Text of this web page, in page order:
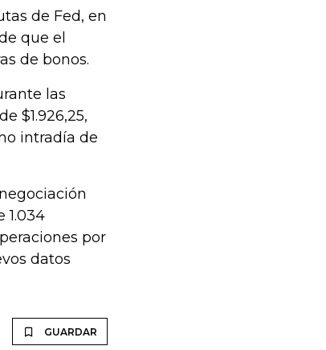
de Fed, en
que el
de bonos.
las
$1.926,25,
intradía de
1.034
por
datos
GUARDAR